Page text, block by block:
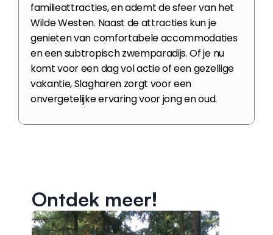
familieattracties, en ademt de sfeer van het
Wilde Westen. Naast de attracties kun je
genieten van comfortabele accommodaties
en een subtropisch zwemparadijs. Of je nu
komt voor een dag vol actie of een gezellige
vakantie, Slagharen zorgt voor een
onvergetelijke ervaring voor jong en oud.
Ontdek meer!